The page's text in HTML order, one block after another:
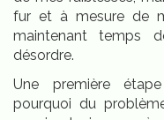
fur et à mesure de
maintenant temps
désordre.
Une première
pourquoi du